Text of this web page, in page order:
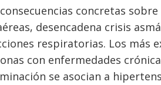
concretas
desencadena crisis
respiratorias. Los más
con enfermedades
se asocian a